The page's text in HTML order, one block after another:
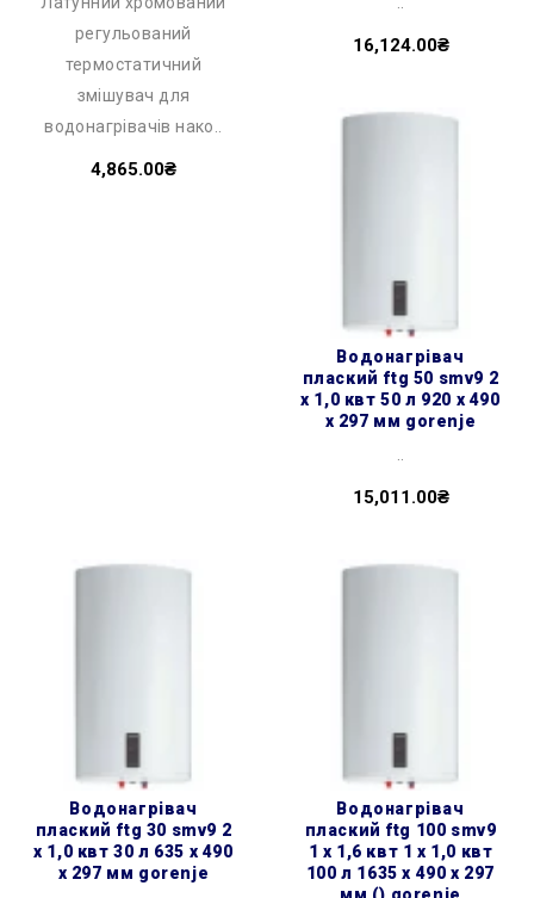
регульований
термостатичний
змішувач для
водонагрівачів нако..
4,865.00₴
16,124.00₴
водонагрівач
плаский ftg 50 smv9 2
х 1,0 квт 50 л 920 x 490
x 297 мм gorenje
15,011.00₴
водонагрівач
плаский ftg 30 smv9 2
х 1,0 квт 30 л 635 x 490
x 297 мм gorenje
водонагрівач
плаский ftg 100 smv9
1 х 1,6 квт 1 х 1,0 квт
100 л 1635 x 490 x 297